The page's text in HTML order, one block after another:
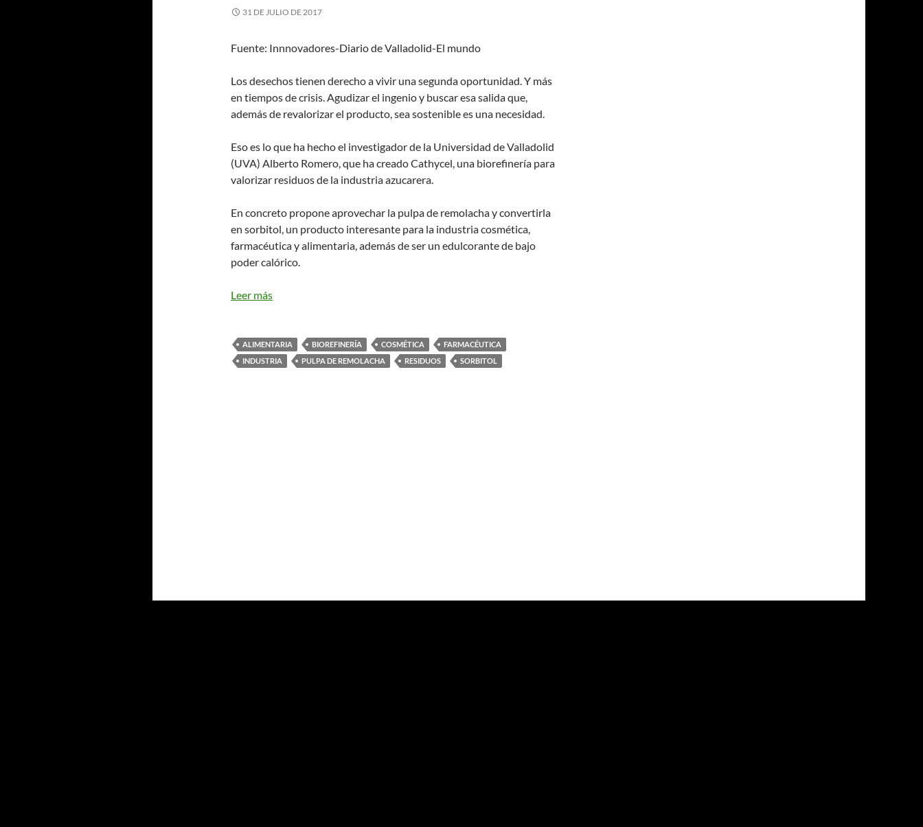
31 DE JULIO DE 2017
Fuente: Innnovadores-Diario de Valladolid-El mundo
Los desechos tienen derecho a vivir una segunda oportunidad. Y más
en tiempos de crisis. Agudizar el ingenio y buscar esa salida que,
además de revalorizar el producto, sea sostenible es una necesidad.
Eso es lo que ha hecho el investigador de la Universidad de Valladolid
(UVA) Alberto Romero, que ha creado Cathycel, una biorefinería para
valorizar residuos de la industria azucarera.
En concreto propone aprovechar la pulpa de remolacha y convertirla
en sorbitol, un producto interesante para la industria cosmética,
farmacéutica y alimentaria, además de ser un edulcorante de bajo
poder calórico.
Leer más
ALIMENTARIA BIOREFINERÍA COSMÉTICA
FARMACÉUTICA
INDUSTRIA
PULPA DE REMOLACHA RESIDUOS SORBITOL